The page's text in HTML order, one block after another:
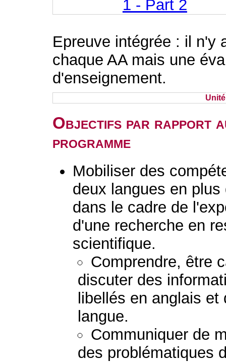
1 - Part 2
Epreuve intégrée : il n'y
chaque AA mais une
d'enseignement.
Objectifs par rapport
programme
Mobiliser des
deux langues en
dans le cadre de
d'une recherche en
scientifique.
Comprendre, être
discuter des
libellés en anglais
langue.
Communiquer de
des problématiques